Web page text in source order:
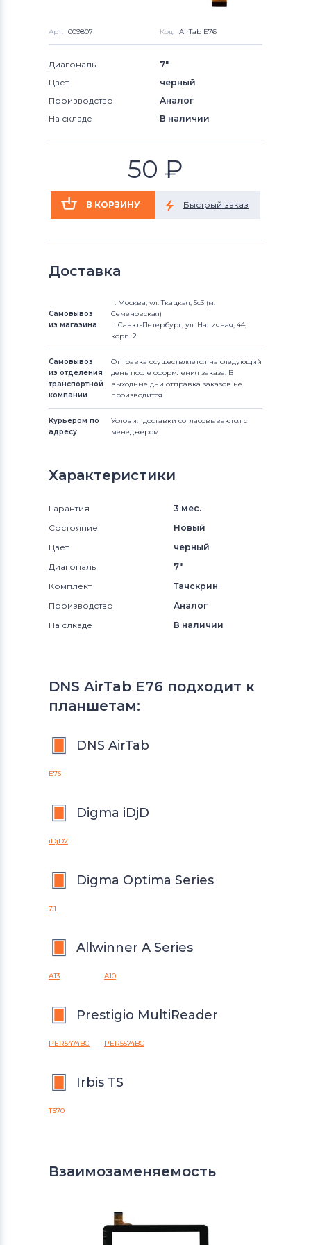
Арт: 009807 Код: AirTab E76
Диагональ
7"
Цвет
черный
Производство
Аналог
На складе
В наличии
50 ₽
Доставка
Самовывоз
из магазина
г. Москва, ул. Ткацкая, 5с3 (м.
Семеновская)
г. Санкт-Петербург, ул. Наличная, 44,
корп. 2
Самовывоз
из отделения
транспортной
компании
Отправка осуществляется на следующий
день после оформления заказа. В
выходные дни отправка заказов не
производится
Курьером по
адресу
Условия доставки согласовываются с
менеджером
Характеристики
Гарантия
3 мес.
Состояние
Новый
Цвет
черный
Диагональ
7"
Комплект
Тачскрин
Производство
Аналог
На слкаде
В наличии
DNS AirTab E76 подходит к
планшетам:
DNS AirTab
E76
Digma iDjD
iDjD7
Digma Optima Series
7.1
Allwinner A Series
A13 A10
Prestigio MultiReader
PER5474BC PER5574BC
Irbis TS
TS70
Взаимозаменяемость